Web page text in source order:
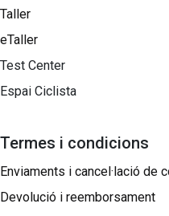
Taller
eTaller
Test Center
Espai Ciclista
Termes i condicions
Enviaments i cancel·lació de
Devolució i reemborsament